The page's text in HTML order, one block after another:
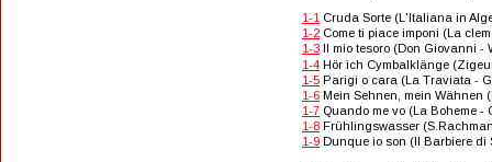
1-1 Cruda Sorte (L'Italiana in
1-2 Come ti piace imponi (La
1-3 Il mio tesoro (Don Giovanni
1-4 Hör ich Cymbalklänge
1-5 Parigi o cara (La Traviata -
1-6 Mein Sehnen, mein Wähnen
1-7 Quando me vo (La Boheme
1-8 Frühlingswasser
1-9 Dunque io son (Il Barbiere